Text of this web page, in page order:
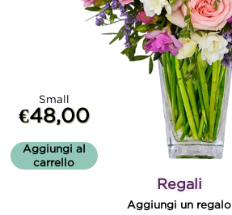
Small
€48,00
Aggiungi al
carrello
Regali
Aggiungi un regalo